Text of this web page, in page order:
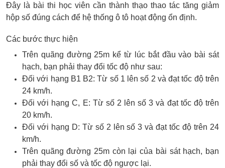
Đây là bài thi học viên cần thành thạo thao tác tăng giảm
hộp số đúng cách để hệ thống ô tô hoạt động ổn định.
Các bước thực hiện
Trên quãng đường 25m kể từ lúc bắt đầu vào bài sát
hạch, bạn phải thay đổi tốc độ như sau:
Đối với hạng B1 B2: Từ số 1 lên số 2 và đạt tốc độ trên
24 km/h.
Đối với hạng C, E: Từ số 2 lên số 3 và đạt tốc độ trên
20 km/h.
Đối với hạng D: Từ số 2 lên số 3 và đạt tốc độ trên 24
km/h.
Trên quãng đường 25m còn lại của bài sát hạch, bạn
phải thay đổi số và tốc độ ngược lại.